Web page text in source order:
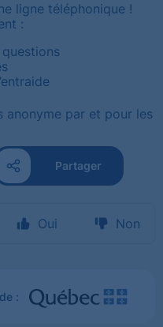
ligne téléphonique !
:
anonyme par et pour les
Partager
Oui Non
: